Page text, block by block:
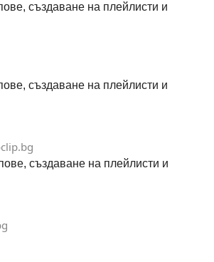
създаване на плейлисти и
създаване на плейлисти и
създаване на плейлисти и